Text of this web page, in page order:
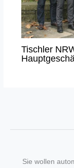
Tischler
Sie wollen